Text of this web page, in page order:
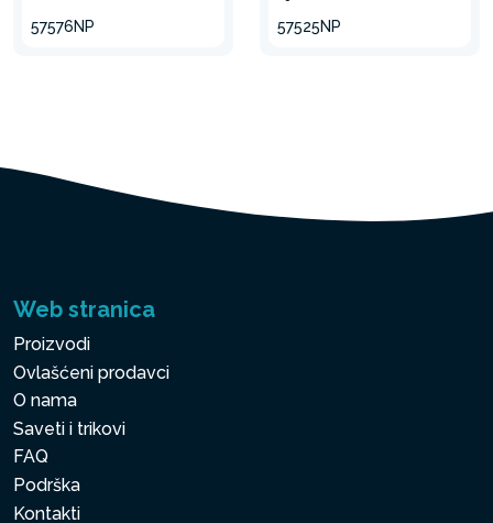
57576NP
57525NP
Web stranica
Proizvodi
Ovlašćeni prodavci
O nama
Saveti i trikovi
FAQ
Podrška
Kontakti